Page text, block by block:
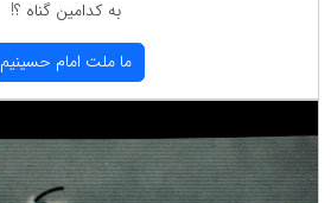
به كدامین گناه ؟!
ما ملت امام حسینیم